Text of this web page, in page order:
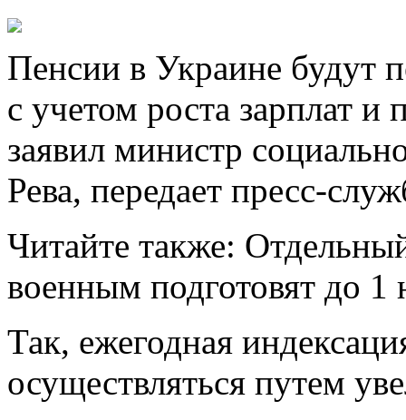
Пeнсии в Украине будут
с учетом роста зарплат
заявил министр
Рева, передает пресс-
Читайте также:
военным подготовят до
Так, ежегодная
осуществляться путем